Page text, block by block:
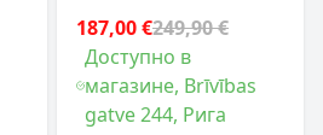
187,00 €249,90 €
Доступно в
магазине, Brīvības
gatve 244, Рига